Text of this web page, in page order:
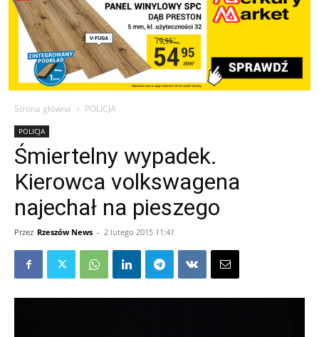
Strona główna POLICJA
POLICJA
Śmiertelny wypadek.
Kierowca volkswagena
najechał na pieszego
Przez Rzeszów News - 2 lutego 2015 11:41